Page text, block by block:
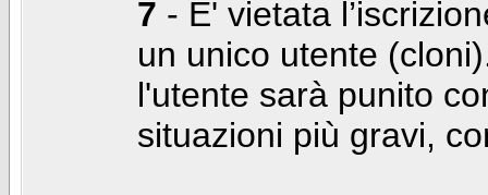
7 - E' vietata
un unico utente
l'utente sarà punito
situazioni più gravi,